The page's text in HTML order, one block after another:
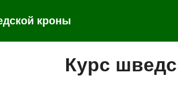
кроны
Курс